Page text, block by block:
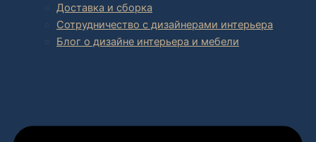
Доставка и сборка
Сотрудничество с дизайнерами интерьера
Блог о дизайне интерьера и мебели